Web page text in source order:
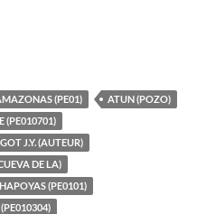
(PE01)
ATUN (POZO)
(PE010701)
J.Y. (AUTEUR)
DE LA)
(PE0101)